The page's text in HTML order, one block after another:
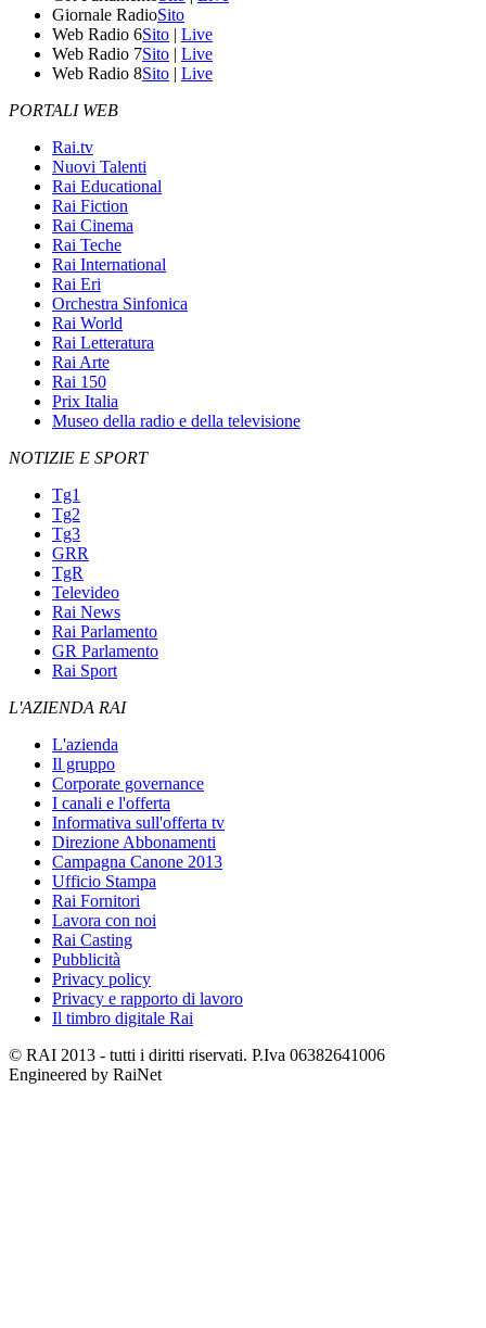
Giornale RadioSito
Web Radio 6Sito | Live
Web Radio 7Sito | Live
Web Radio 8Sito | Live
PORTALI WEB
Rai.tv
Nuovi Talenti
Rai Educational
Rai Fiction
Rai Cinema
Rai Teche
Rai International
Rai Eri
Orchestra Sinfonica
Rai World
Rai Letteratura
Rai Arte
Rai 150
Prix Italia
Museo della radio e della televisione
NOTIZIE E SPORT
Tg1
Tg2
Tg3
GRR
TgR
Televideo
Rai News
Rai Parlamento
GR Parlamento
Rai Sport
L'AZIENDA RAI
L'azienda
Il gruppo
Corporate governance
I canali e l'offerta
Informativa sull'offerta tv
Direzione Abbonamenti
Campagna Canone 2013
Ufficio Stampa
Rai Fornitori
Lavora con noi
Rai Casting
Pubblicità
Privacy policy
Privacy e rapporto di lavoro
Il timbro digitale Rai
© RAI 2013 - tutti i diritti riservati. P.Iva 06382641006
Engineered by RaiNet